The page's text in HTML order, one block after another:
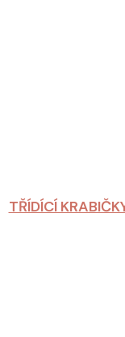
TŘÍDÍCÍ